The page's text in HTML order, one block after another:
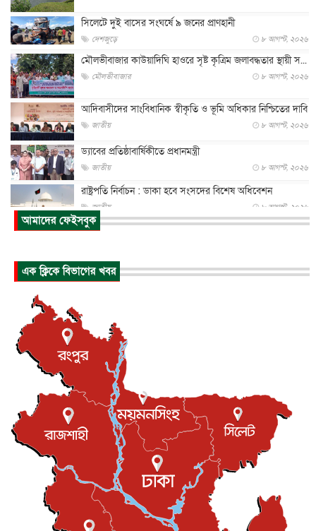
সিলেটে দুই বাসের সংঘর্ষে ৯ জনের প্রাণহানী
দেশজুড়ে ৮ আগস্ট, ২০২৬
মৌলভীবাজার কাউয়াদিঘি হাওরে সৃষ্ট কৃত্রিম জলাবদ্ধতার স্থায়ী স...
মৌলভীবাজার ৮ আগস্ট, ২০২৬
আদিবাসীদের সাংবিধানিক স্বীকৃতি ও ভূমি অধিকার নিশ্চিতের দাবি
জাতীয় ৮ আগস্ট, ২০২৬
ড্যাবের প্রতিষ্ঠাবার্ষিকীতে প্রধানমন্ত্রী
জাতীয় ৮ আগস্ট, ২০২৬
রাষ্ট্রপতি নির্বাচন : ডাকা হবে সংসদের বিশেষ অধিবেশন
জাতীয় ৮ আগস্ট, ২০২৬
প্রধানমন্ত্রীর সঙ্গে সাক্ষাতে খুদে শিল্পী অনুশ্রী রায়ের স্বপ...
পাকিস্তান-তুরস্কের সঙ্গে প্রতিরক্ষা চুক্তি সৌদি আরবকে কতটা ন...
যুক্তরাজ্যে গ্রুমিং কেলেঙ্কারি : পাকিস্তানির অপরাধে অস্বস্তি...
আন্তর্জাতিক
বিরোধ কাটিয়ে কূটনৈতিক সম্পর্ক পুনঃস্থাপন করছে মেক্সিকো ও
আন্তর্জাতিক
এবার ওটিটিতে মুক্তি পেল ‘মালিক’
বিনোদন ৮ আগস্ট, ২০২৬
রিয়ালকে ‘না’ বলা রদ্রির জন্য বার্সার কাছে কত চাইল ম্যানসিটি
খেলাধুলা
শিল্পকলায় চলচ্চিত্র উৎসব, বিনা মূল্যে দেখা যাবে ৬ সিনেমা
বিনোদন ৮ আগস্ট, ২০২৬
আমাদের ফেইসবুক
এক ক্লিকে বিভাগের খবর